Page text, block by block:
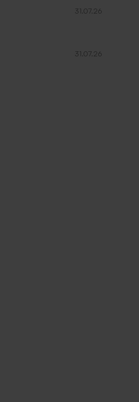
31.07.26
31.07.26